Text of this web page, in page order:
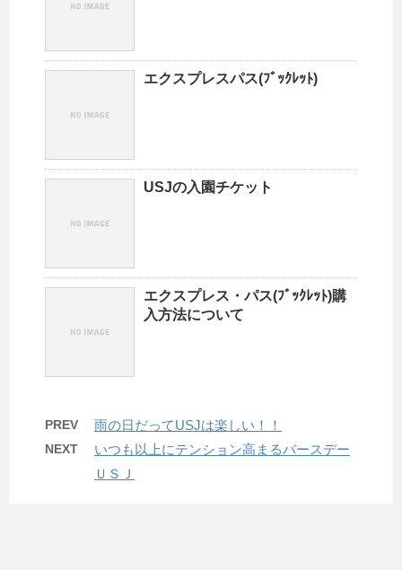
エクスプレスパス(ﾌﾞｯｸﾚｯﾄ)
USJの入園チケット
エクスプレス・パス(ﾌﾞｯｸﾚｯﾄ)購
入方法について
PREV 雨の日だってUSJは楽しい！！
NEXT
いつも以上にテンション高まるバースデー
ＵＳＪ